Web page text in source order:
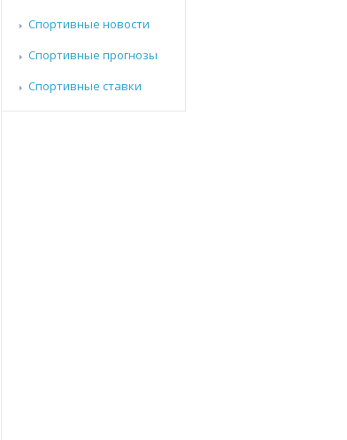
Спортивные новости
Спортивные прогнозы
Спортивные ставки